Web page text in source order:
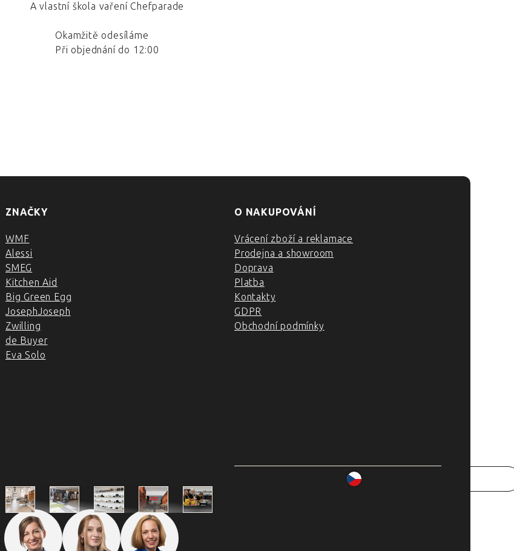
A vlastní škola vaření Chefparade
Okamžitě odesíláme
Při objednání do 12:00
ZNAČKY
WMF
Alessi
SMEG
Kitchen Aid
Big Green Egg
JosephJoseph
Zwilling
de Buyer
Eva Solo
O NAKUPOVÁNÍ
Vrácení zboží a reklamace
Prodejna a showroom
Doprava
Platba
Kontakty
GDPR
Obchodní podmínky
Praha Praha
Outlet
Brno
www.chefshop.cz